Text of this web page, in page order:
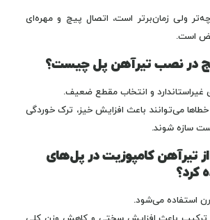
ولی زمان‌برتر است، اتصال پیچ و مهره‌ای
است.
غیراستاندارد و انتخاب مقطع ضعیف.
خطاها می‌توانند باعث افزایش خیز، ترک خوردگی
سازه شوند.
از تیرآهن کامپوزیت در پل‌های
کرد؟
استفاده می‌شود.